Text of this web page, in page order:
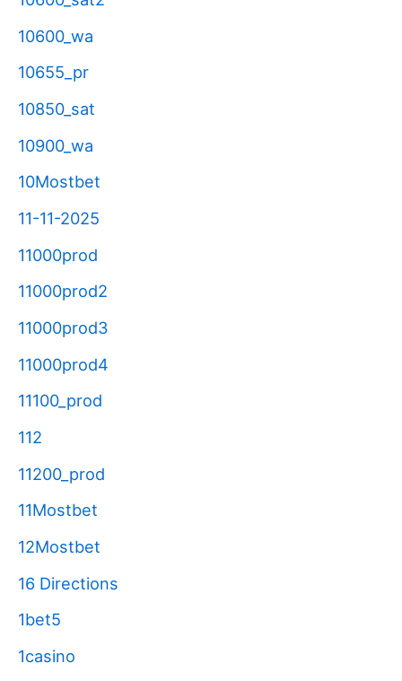
10600_wa
10655_pr
10850_sat
10900_wa
10Mostbet
11-11-2025
11000prod
11000prod2
11000prod3
11000prod4
11100_prod
112
11200_prod
11Mostbet
12Mostbet
16 Directions
1bet5
1casino